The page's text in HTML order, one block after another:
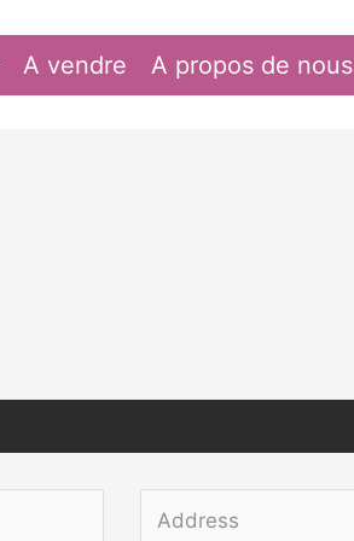
A vendre A propos de nous